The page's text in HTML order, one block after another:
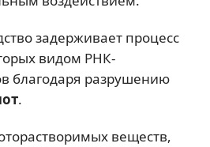
задерживает процесс
видом РНК-
благодаря разрушению
.
веществ,